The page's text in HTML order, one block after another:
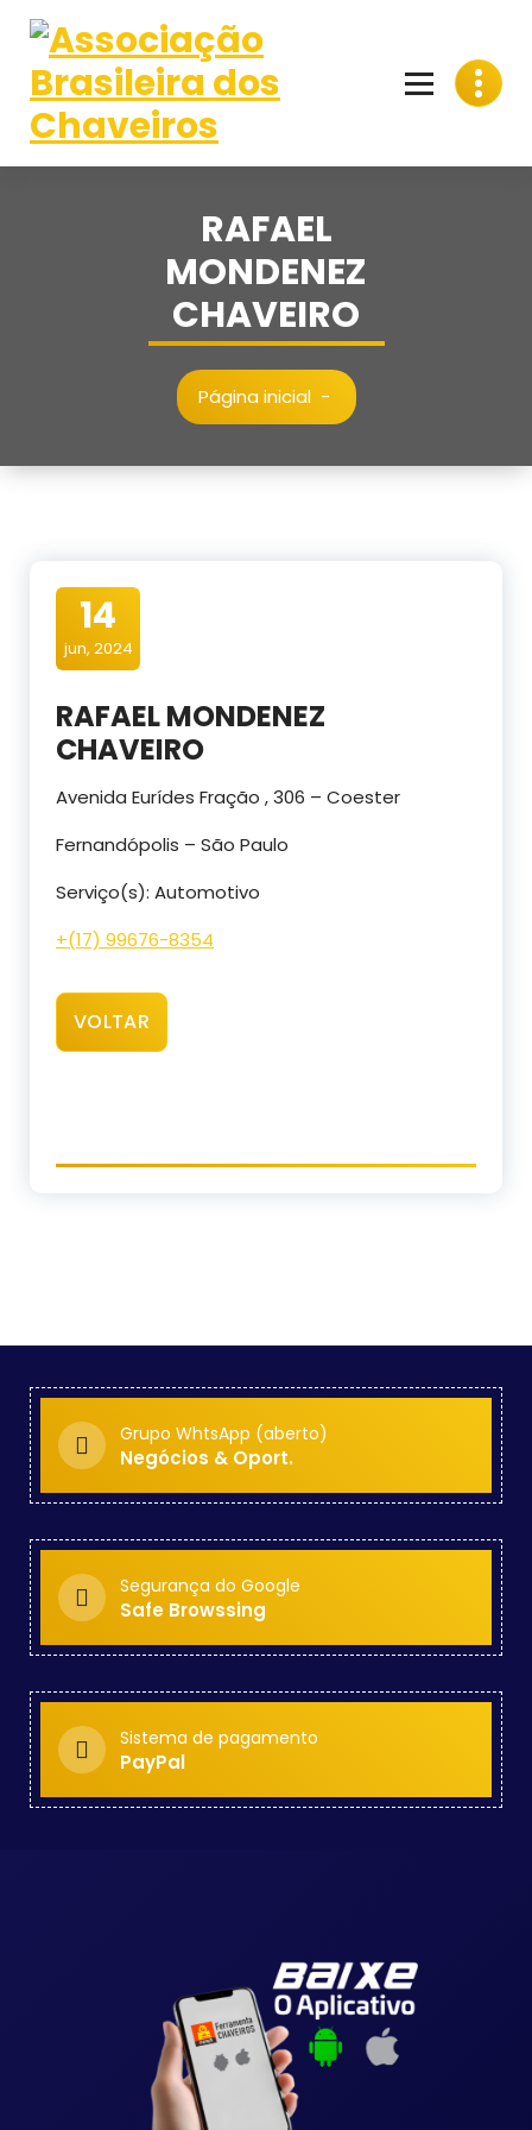
para
conteúdo
RAFAEL
MONDENEZ
CHAVEIRO
Página inicial-
14
jun, 2024
RAFAEL MONDENEZ
CHAVEIRO
Avenida Eurídes Fração , 306 – Coester
Fernandópolis – São Paulo
Serviço(s): Automotivo
+(17) 99676-8354
VOLTAR
Grupo WhtsApp (aberto)
Negócios & Oport.
Segurança do Google
Safe Browssing
Sistema de pagamento
PayPal